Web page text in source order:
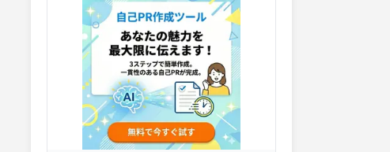
30秒以内にあなたのESを添削
30秒以内にあなただけのESを
AIと対話して面接練習ができ